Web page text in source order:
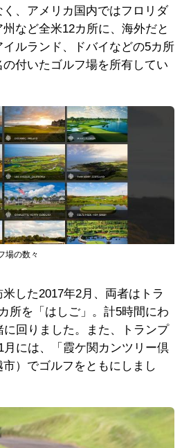
、アメリカ国内ではフロリダ
など全米12カ所に、海外だと
ルランド、ドバイなどの5カ所
付いたゴルフ場を所有してい
場の数々
した2017年2月、両者はトラ
所を「はしご」。計5時間にわ
に回りました。また、トランプ
月には、「霞ケ関カンツリー倶
）でゴルフをともにしまし